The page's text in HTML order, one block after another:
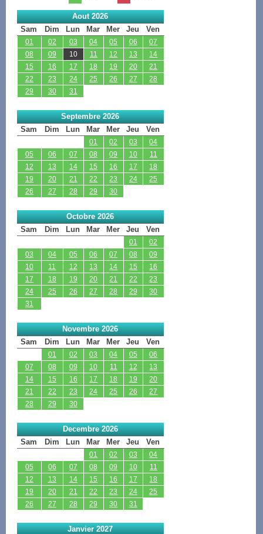
Aout 2026
Sam
Dim Lun Mar Mer Jeu Ven
01 02 03 04 05 06
07
08
09 10 11 12 13
14
15
16 17 18 19 20
21
22
23 24 25 26 27
28
29
30 31
Septembre 2026
Sam
Dim Lun Mar Mer Jeu Ven
01 02 03
04
05
06 07 08 09 10
11
12
13 14 15 16 17
18
19
20 21 22 23 24
25
26
27 28 29 30
Octobre 2026
Sam
Dim Lun Mar Mer Jeu Ven
01
02
03
04 05 06 07 08
09
10
11 12 13 14 15
16
17
18 19 20 21 22
23
24
25 26 27 28 29
30
31
Novembre 2026
Sam
Dim Lun Mar Mer Jeu Ven
01 02 03 04 05
06
07
08 09 10 11 12
13
14
15 16 17 18 19
20
21
22 23 24 25 26
27
28
29 30
Decembre 2026
Sam
Dim Lun Mar Mer Jeu Ven
01 02 03
04
05
06 07 08 09 10
11
12
13 14 15 16 17
18
19
20 21 22 23 24
25
26
27 28 29 30 31
Janvier 2027